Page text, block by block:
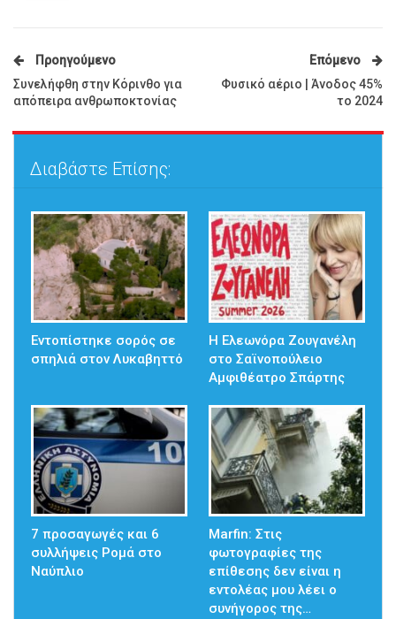
Προηγούμενο
Συνελήφθη στην Κόρινθο για
απόπειρα ανθρωποκτονίας
Επόμενο
Φυσικό αέριο | Άνοδος 45%
το 2024
Διαβάστε Επίσης:
Εντοπίστηκε σορός σε
σπηλιά στον Λυκαβηττό
Η Ελεωνόρα Ζουγανέλη
στο Σαϊνοπούλειο
Αμφιθέατρο Σπάρτης
7 προσαγωγές και 6
συλλήψεις Ρομά στο
Ναύπλιο
Marfin: Στις
φωτογραφίες της
επίθεσης δεν είναι η
εντολέας μου λέει ο
συνήγορος της…